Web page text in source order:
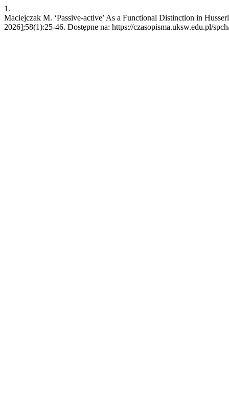
1.
Maciejczak M. ‘Passive-active’ As a Functional Distinction in
2026];58(1):25-46. Dostępne na: https://czasopisma.uksw.edu.pl/